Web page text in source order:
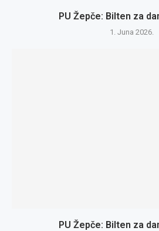
PU Žepče: Bilten za
1. Juna 2026.
PU Žepče: Bilten za